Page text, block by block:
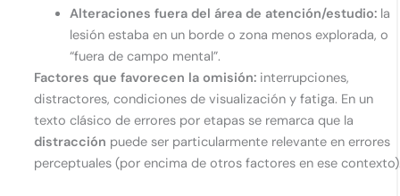
Alteraciones fuera del área de atención/estudio: la
lesión estaba en un borde o zona menos explorada, o
“fuera de campo mental”.
Factores que favorecen la omisión: interrupciones,
distractores, condiciones de visualización y fatiga. En un
texto clásico de errores por etapas se remarca que la
distracción puede ser particularmente relevante en errores
perceptuales (por encima de otros factores en ese